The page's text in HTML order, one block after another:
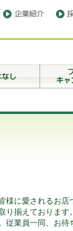
に愛されるお店
揃えております
業員一同、お待